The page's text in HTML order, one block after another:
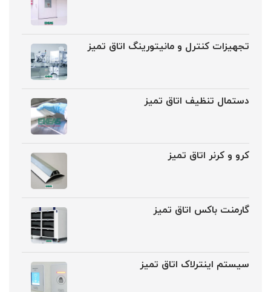
تجهیزات کنترل و مانیتورینگ اتاق تمیز
دستمال تنظیف اتاق تمیز
کرو و کرنر اتاق تمیز
گارمنت باکس اتاق تمیز
سیستم اینترلاک اتاق تمیز